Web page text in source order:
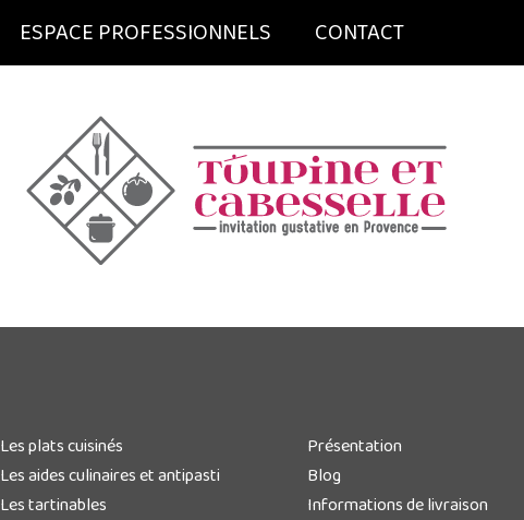
ESPACE PROFESSIONNELS CONTACT
Les plats cuisinés
Les aides culinaires et antipasti
Les tartinables
Présentation
Blog
Informations de livraison